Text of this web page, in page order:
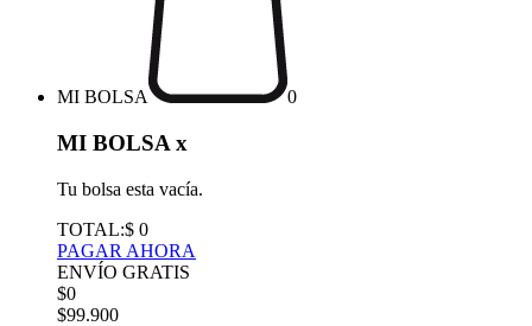
MI BOLSA 0
MI BOLSA x
Tu bolsa esta vacía.
TOTAL:$ 0
PAGAR AHORA
ENVÍO GRATIS
$0
$99.900